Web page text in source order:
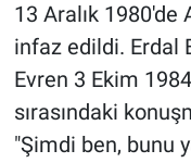
13 Aralık
infaz edildi. Erdal
Evren 3 Ekim
sırasındaki
"Şimdi ben, bunu